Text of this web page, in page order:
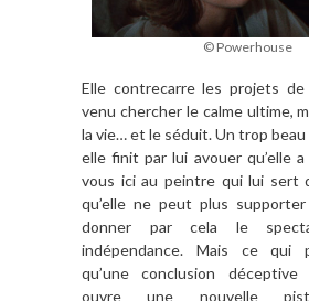
© Powerhouse
Elle contrecarre les projets
venu chercher le calme ultime,
la vie… et le séduit. Un trop
elle finit par lui avouer qu’elle
vous ici au peintre qui lui sert
qu’elle ne peut plus
donner par cela le
indépendance. Mais ce qui
qu’une conclusion
ouvre une nouvelle